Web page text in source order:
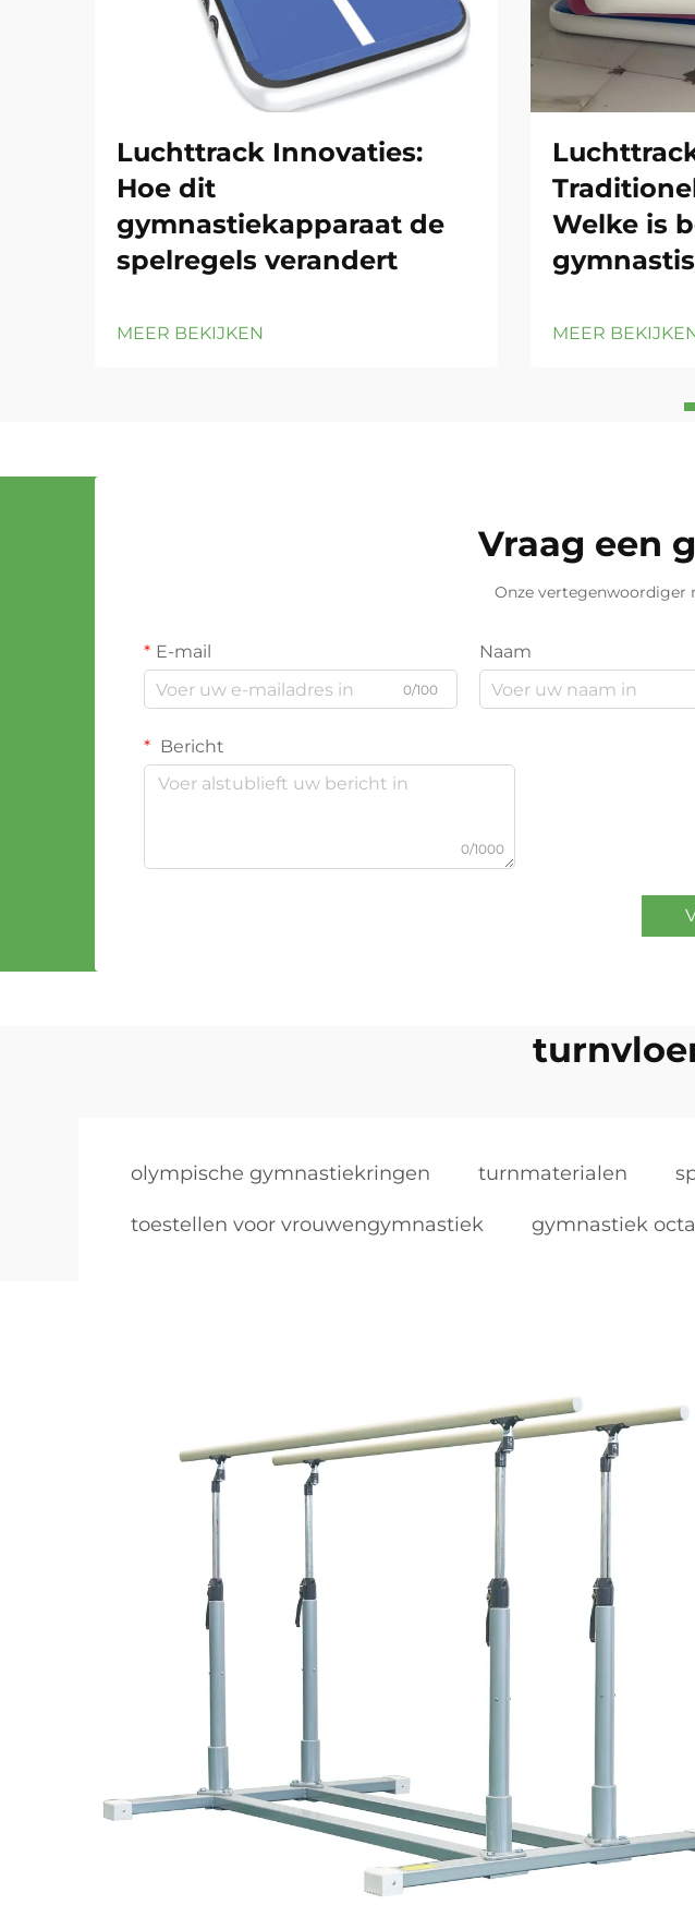
Luchttrack Innovaties:
Hoe dit
gymnastiekapparaat de
spelregels verandert
MEER BEKIJKEN
Welke is
MEER
Vraag een
Onze
E-mail
0/100
Naam
Bericht
0/1000
olympische gymnastiekringen turnmaterialen
toestellen voor vrouwengymnastiek gymnastiek